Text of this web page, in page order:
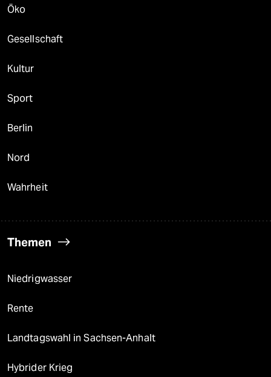
Öko
Gesellschaft
Kultur
Sport
Berlin
Nord
Wahrheit
Themen
Niedrigwasser
Rente
Landtagswahl in Sachsen-Anhalt
Hybrider Krieg